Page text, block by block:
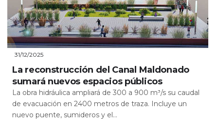
31/12/2025
La reconstrucción del Canal Maldonado
sumará nuevos espacios públicos
La obra hidráulica ampliará de 300 a 900 m³/s su caudal
de evacuación en 2400 metros de traza. Incluye un
nuevo puente, sumideros y el...